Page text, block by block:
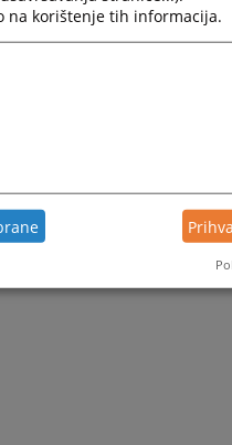
na korištenje tih informacija.